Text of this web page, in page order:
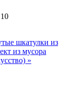
шкатулки из
из мусора
»